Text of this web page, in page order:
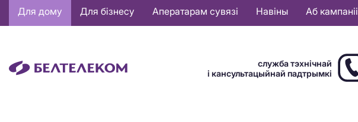
Основная
навигация
Для дому Для бізнесу Аператарам сувязі Навіны Аб кампаніі
служба тэхнічнай
і кансультацыйнай падтрымкі